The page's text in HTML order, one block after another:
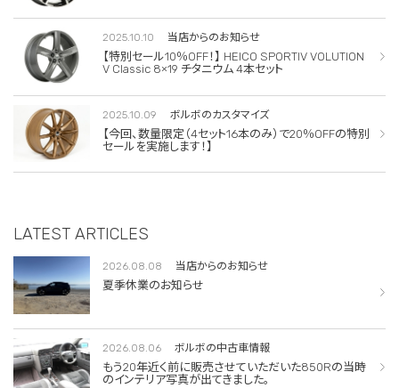
2025.10.10 当店からのお知らせ
【特別セール10％OFF！】 HEICO SPORTIV VOLUTION
V Classic 8×19 チタニウム 4本セット
2025.10.09 ボルボのカスタマイズ
【今回、数量限定（4セット16本のみ）で20％OFFの特別
セールを実施します！】
LATEST ARTICLES
2026.08.08 当店からのお知らせ
夏季休業のお知らせ
2026.08.06 ボルボの中古車情報
もう20年近く前に販売させていただいた850Rの当時
のインテリア写真が出てきました。